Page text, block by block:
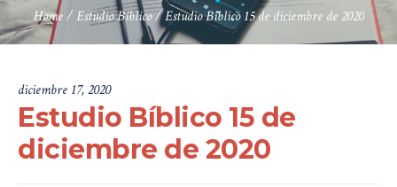
Home /Estudio Bíblico/Estudio Bíblico 15 de diciembre de 2020
diciembre 17, 2020
Estudio Bíblico 15 de
diciembre de 2020